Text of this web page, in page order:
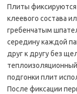
Плиты
клеевого состава
гребенчатым
середину каждой
друг к другу без
подгонки плит
После фиксации